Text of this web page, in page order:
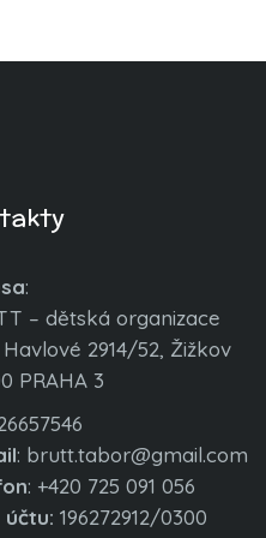
:
– dětská organizace
2914/52, Žižkov
PRAHA 3
: brutt.tabor@gmail.com
: +420 725 091 056
účtu: 196272912/0300